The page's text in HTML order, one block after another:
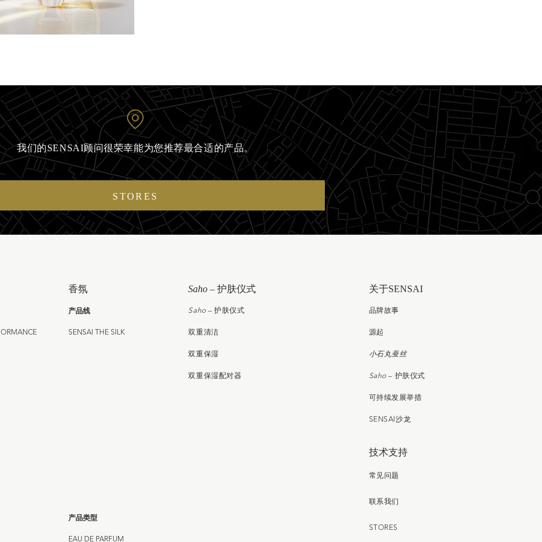
我们的SENSAI顾问很荣幸能为您推荐最合适的产品。
STORES
香氛
产品线
SENSAI THE SILK
产品类型
EAU DE PARFUM
Saho – 护肤仪式
Saho– 护肤仪式
双重清洁
双重保湿
双重保湿配对器
关于SENSAI
品牌故事
源起
小石丸蚕丝
Saho– 护肤仪式
可持续发展举措
SENSAI沙龙
技术支持
常见问题
联系我们
STORES